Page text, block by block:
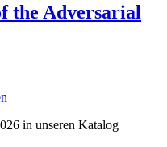
the Adversarial
in unseren Katalog